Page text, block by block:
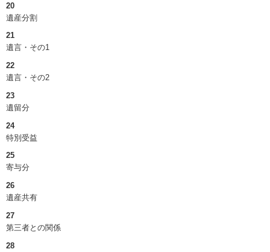
20
遺産分割
21
遺言・その1
22
遺言・その2
23
遺留分
24
特別受益
25
寄与分
26
遺産共有
27
第三者との関係
28